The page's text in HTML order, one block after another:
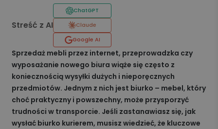
Streść z AI
ChatGPT
Claude
Google AI
Sprzedaż mebli przez internet, przeprowadzka czy
wyposażanie nowego biura wiąże się często z
koniecznością wysyłki dużych i nieporęcznych
przedmiotów. Jednym z nich jest biurko – mebel, który
choć praktyczny i powszechny, może przysporzyć
trudności w transporcie. Jeśli zastanawiasz się, jak
wysłać biurko kurierem, musisz wiedzieć, że kluczowe